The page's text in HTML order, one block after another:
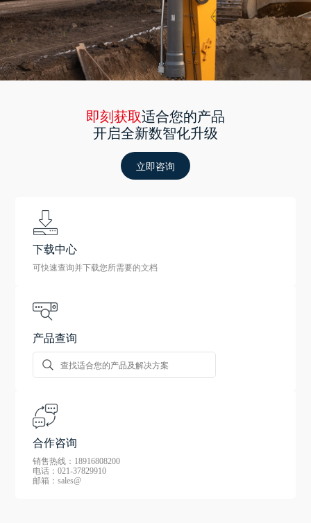
即刻获取适合您的产品
开启全新数智化升级
立即咨询
下载中心
可快速查询并下载您所需要的文档
产品查询
合作咨询
销售热线：18916808200
电话：021-37829910
邮箱：sales@